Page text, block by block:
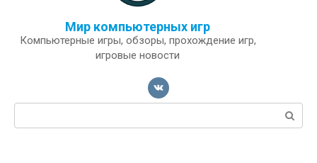
Мир компьютерных игр
Компьютерные игры, обзоры, прохождение игр,
игровые новости
Поиск: